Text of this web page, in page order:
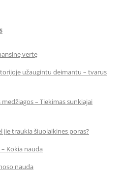
vertę
užaugintu deimantu – tvarus
– Tiekimas sunkiajai
jie traukia šiuolaikines poras?
Kokia nauda
nauda